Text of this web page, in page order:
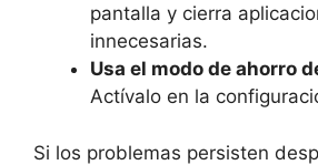
pantalla y cierra
innecesarias.
Usa el modo de ahorro
Actívalo en la
Si los problemas persisten